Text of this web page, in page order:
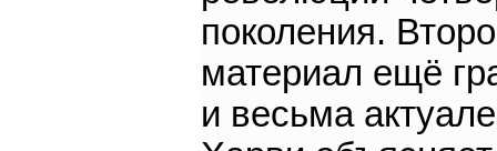
поколения.
материал ещё
и весьма